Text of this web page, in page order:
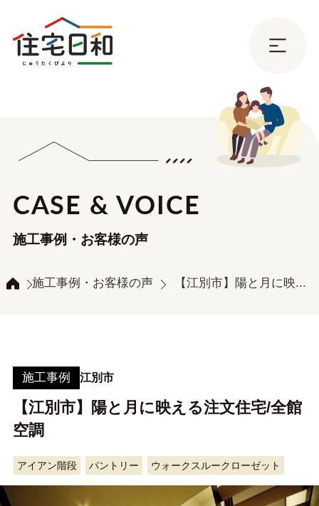
CASE & VOICE
施工事例・お客様の声
施工事例・お客様の声 【江別市】陽と月に映...
施工事例 江別市
【江別市】陽と月に映える注文住宅/全館
空調
アイアン階段 パントリー ウォークスルークローゼット